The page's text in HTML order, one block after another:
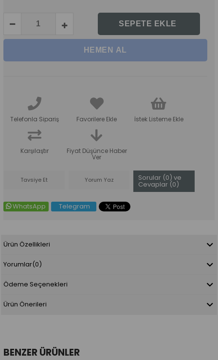
Telefonla Sipariş Favorilere Ekle İstek Listeme Ekle
Karşılaştır Fiyat Düşünce Haber
Ver
Tavsiye Et Yorum Yaz Sorular (0) ve
Cevaplar (0)
WhatsApp Telegram
Ürün Özellikleri
Yorumlar(0)
Ödeme Seçenekleri
Ürün Önerileri
BENZER ÜRÜNLER